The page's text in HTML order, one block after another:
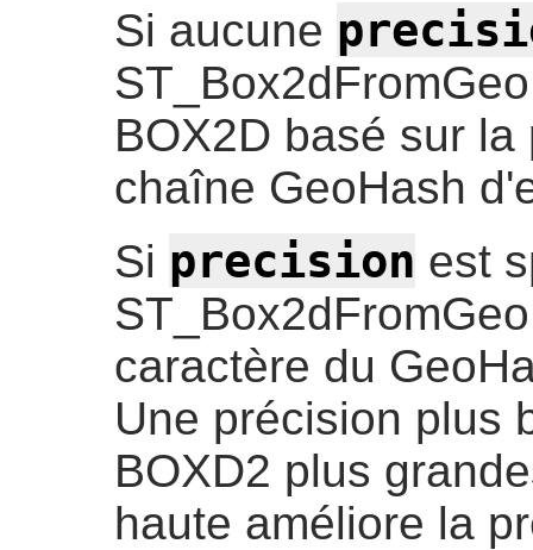
Si aucune
BOX2D basé sur
chaîne GeoHash
Si precision est
caractère du
Une précision plus
BOXD2 plus
haute améliore la